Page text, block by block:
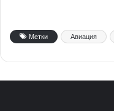
Метки Авиация